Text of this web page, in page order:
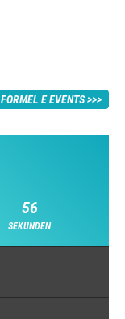
FORMEL E EVENTS
56
SEKUNDEN